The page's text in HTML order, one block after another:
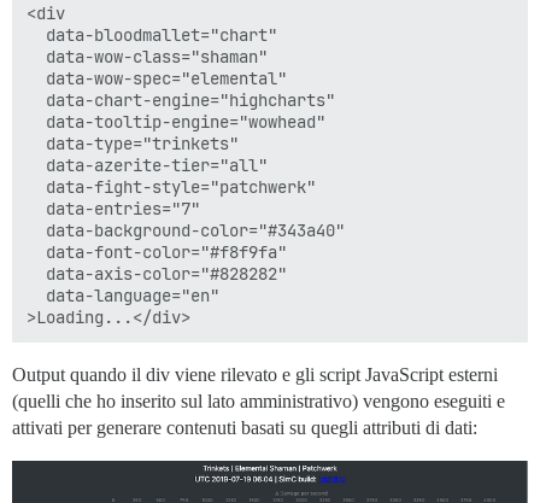
<div
  data-bloodmallet="chart"
  data-wow-class="shaman"
  data-wow-spec="elemental"
  data-chart-engine="highcharts"
  data-tooltip-engine="wowhead"
  data-type="trinkets"
  data-azerite-tier="all"
  data-fight-style="patchwerk"
  data-entries="7"
  data-background-color="#343a40"
  data-font-color="#f8f9fa"
  data-axis-color="#828282"
  data-language="en"
Output quando il div viene rilevato e gli script JavaScript esterni
(quelli che ho inserito sul lato amministrativo) vengono eseguiti e
attivati per generare contenuti basati su quegli attributi di dati: